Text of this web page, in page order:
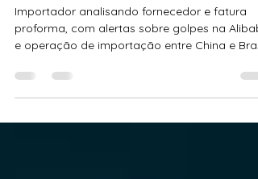
invoice adulterada.
Importador analisando fornecedor e fatura
e operação de importação entre China e